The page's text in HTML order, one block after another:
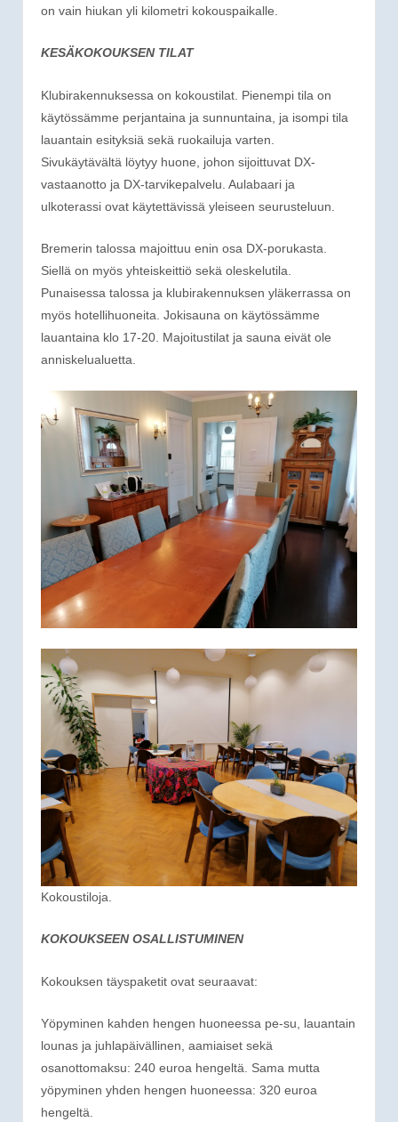
on vain hiukan yli kilometri kokouspaikalle.
KESÄKOKOUKSEN TILAT
Klubirakennuksessa on kokoustilat. Pienempi tila on
käytössämme perjantaina ja sunnuntaina, ja isompi tila
lauantain esityksiä sekä ruokailuja varten.
Sivukäytävältä löytyy huone, johon sijoittuvat DX-
vastaanotto ja DX-tarvikepalvelu. Aulabaari ja
ulkoterassi ovat käytettävissä yleiseen seurusteluun.
Bremerin talossa majoittuu enin osa DX-porukasta.
Siellä on myös yhteiskeittiö sekä oleskelutila.
Punaisessa talossa ja klubirakennuksen yläkerrassa on
myös hotellihuoneita. Jokisauna on käytössämme
lauantaina klo 17-20. Majoitustilat ja sauna eivät ole
anniskelualuetta.
Kokoustiloja.
KOKOUKSEEN OSALLISTUMINEN
Kokouksen täyspaketit ovat seuraavat:
Yöpyminen kahden hengen huoneessa pe-su, lauantain
lounas ja juhlapäivällinen, aamiaiset sekä
osanottomaksu: 240 euroa hengeltä. Sama mutta
yöpyminen yhden hengen huoneessa: 320 euroa
hengeltä.